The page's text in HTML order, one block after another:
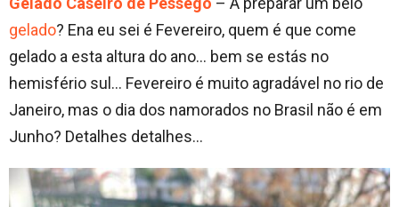
gelado? Ena eu sei é Fevereiro, quem é que come
gelado a esta altura do ano… bem se estás no
hemisfério sul… Fevereiro é muito agradável no rio de
Janeiro, mas o dia dos namorados no Brasil não é em
Junho? Detalhes detalhes…